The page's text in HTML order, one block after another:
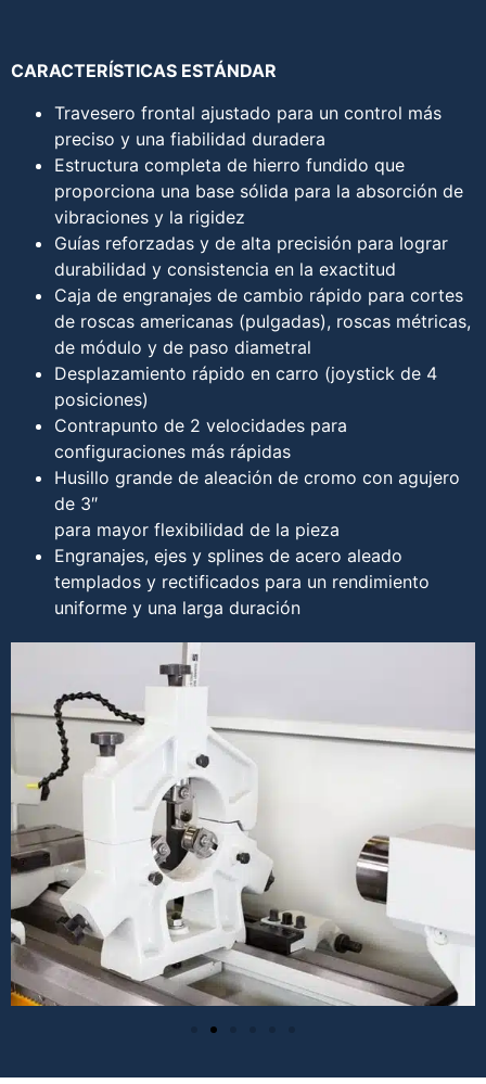
CARACTERÍSTICAS ESTÁNDAR
Travesero frontal ajustado para un control más
preciso y una fiabilidad duradera
Estructura completa de hierro fundido que
proporciona una base sólida para la absorción de
vibraciones y la rigidez
Guías reforzadas y de alta precisión para lograr
durabilidad y consistencia en la exactitud
Caja de engranajes de cambio rápido para cortes
de roscas americanas (pulgadas), roscas métricas,
de módulo y de paso diametral
Desplazamiento rápido en carro (joystick de 4
posiciones)
Contrapunto de 2 velocidades para
configuraciones más rápidas
Husillo grande de aleación de cromo con agujero
de 3″
para mayor flexibilidad de la pieza
Engranajes, ejes y splines de acero aleado
templados y rectificados para un rendimiento
uniforme y una larga duración